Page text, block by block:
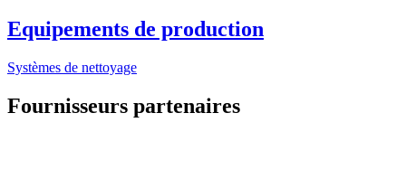
Equipements de production
Systèmes de nettoyage
Fournisseurs partenaires